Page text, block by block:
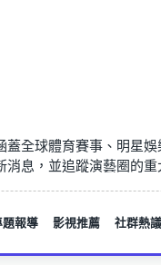
全球體育賽事、明星
息，並追蹤演藝圈的
題報導 影視推薦 社群熱議